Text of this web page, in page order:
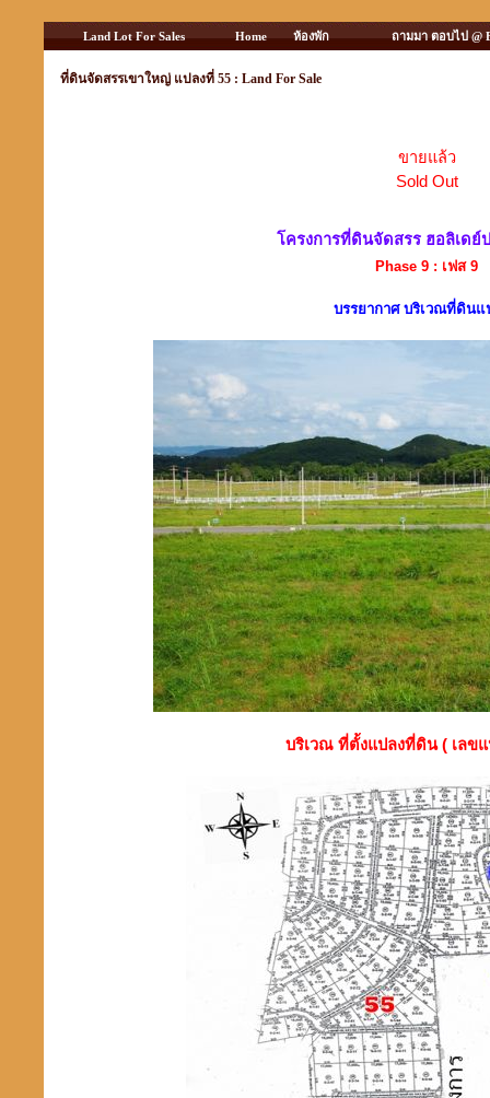
Land Lot For Sales Home ห้องพัก ถามมา ตอบไป @
ที่ดินจัดสรรเขาใหญ่ แปลงที่ 55 : Land For Sale
ขายแล้ว
Sold Out
โครงการที่ดินจัดสรร ฮอลิเดย์
Phase 9 : เฟส 9
บรรยากาศ บริเวณที่ดินแ
บริเวณ ที่ตั้งแปลงที่ดิน ( เลข